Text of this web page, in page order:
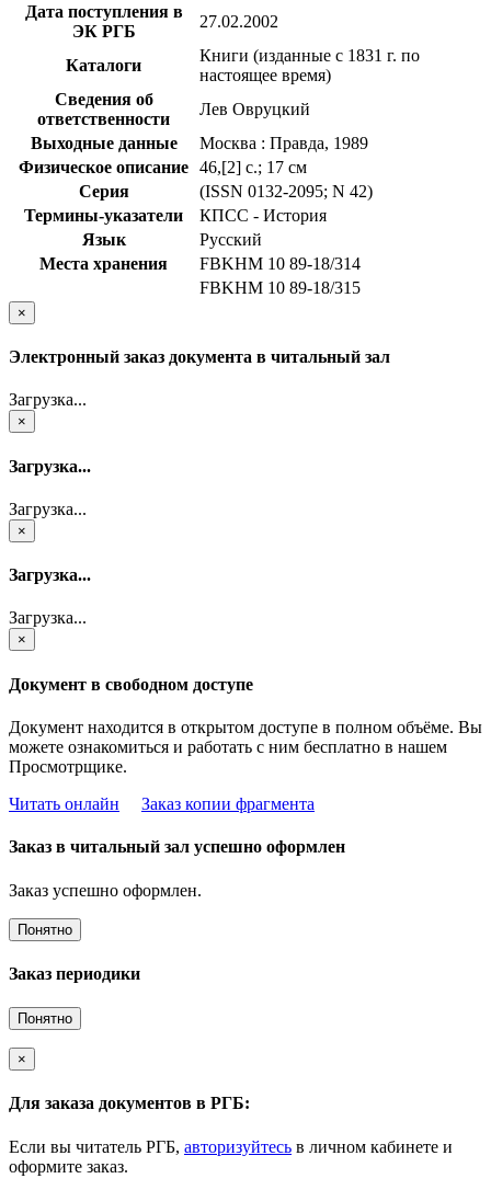
Дата поступления в
ЭК РГБ
27.02.2002
Каталоги
Книги (изданные с 1831 г. по
настоящее время)
Сведения об
ответственности
Лев Овруцкий
Выходные данные
Москва : Правда, 1989
Физическое описание 46,[2] с.; 17 см
Серия
(ISSN 0132-2095; N 42)
Термины-указатели
КПСС - История
Язык
Русский
Места хранения
FBKHM 10 89-18/314
FBKHM 10 89-18/315
×
Электронный заказ документа в читальный зал
Загрузка...
×
Загрузка...
Загрузка...
×
Загрузка...
Загрузка...
×
Документ в свободном доступе
Документ находится в открытом доступе в полном объёме. Вы
можете ознакомиться и работать с ним бесплатно в нашем
Просмотрщике.
Читать онлайн
Заказ копии фрагмента
Заказ в читальный зал успешно оформлен
Заказ успешно оформлен.
Понятно
Заказ периодики
Понятно
×
Для заказа документов в РГБ:
Если вы читатель РГБ, авторизуйтесь в личном кабинете и
оформите заказ.